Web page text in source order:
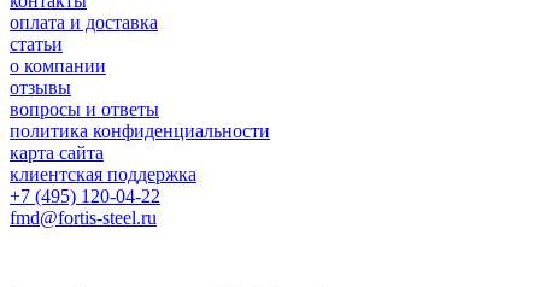
оплата и доставка
статьи
о компании
отзывы
вопросы и ответы
политика конфиденциальности
карта сайта
клиентская поддержка
+7 (495) 120-04-22
fmd@fortis-steel.ru